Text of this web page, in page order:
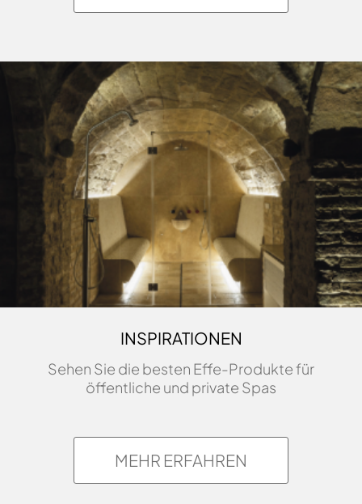
INSPIRATIONEN
Sehen Sie die besten Effe-Produkte für
öffentliche und private Spas
MEHR ERFAHREN